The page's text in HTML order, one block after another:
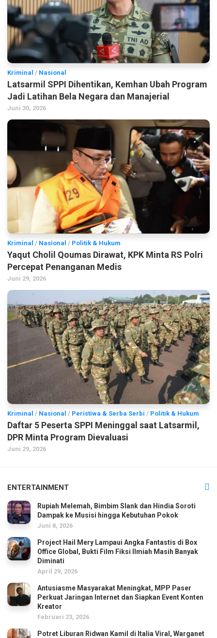
Kriminal / Nasional
Latsarmil SPPI Dihentikan, Kemhan Ubah Program
Jadi Latihan Bela Negara dan Manajerial
Juni 30, 2026
Kriminal / Nasional / Politik & Hukum
Yaqut Cholil Qoumas Dirawat, KPK Minta RS Polri
Percepat Penanganan Medis
Juni 29, 2026
Kriminal / Nasional / Peristiwa & Serba Serbi / Politik & Hukum
Daftar 5 Peserta SPPI Meninggal saat Latsarmil,
DPR Minta Program Dievaluasi
Juni 29, 2026
ENTERTAINMENT
Rupiah Melemah, Bimbim Slank dan Hindia Soroti
Dampak ke Musisi hingga Kebutuhan Pokok
Juni 8, 2026
Project Hail Mery Lampaui Angka Fantastis di Box
Office Global, Bukti Film Fiksi Ilmiah Masih Banyak
Diminati
April 29, 2026
Antusiasme Masyarakat Meningkat, MPP Paser
Perkuat Jaringan Internet dan Siapkan Event Konten
Kreator
Februari 23, 2026
Potret Liburan Ridwan Kamil di Italia Viral, Warganet